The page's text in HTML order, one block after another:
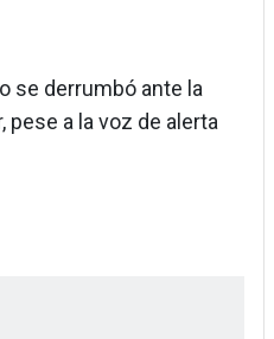
se derrumbó ante la
pese a la voz de alerta